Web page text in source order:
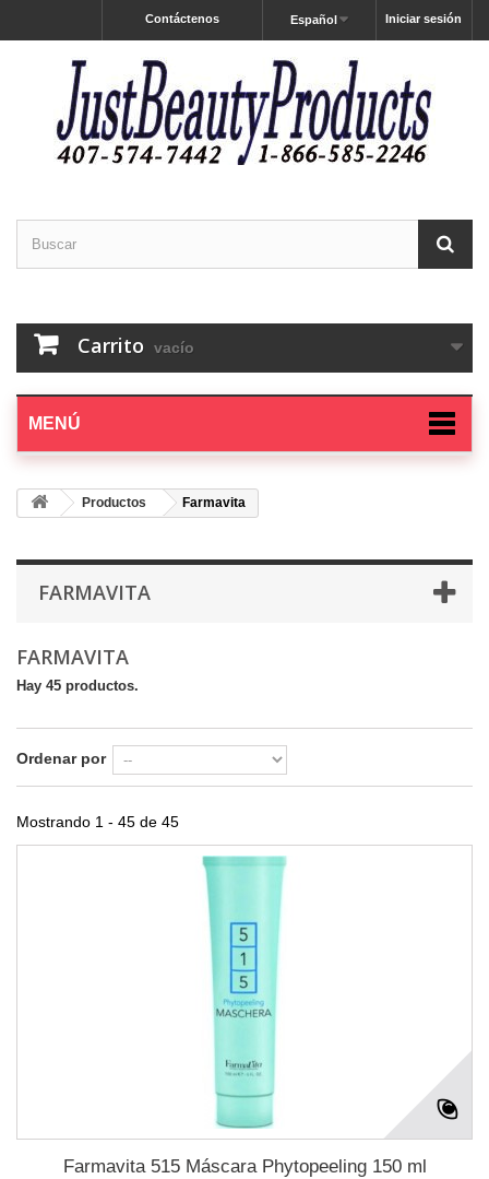
Iniciar sesión
Español
Contáctenos
Carrito vacío
MENÚ
Productos Farmavita
FARMAVITA
FARMAVITA
Hay 45 productos.
Ordenar por
Mostrando 1 - 45 de 45
Farmavita 515 Máscara Phytopeeling 150 ml